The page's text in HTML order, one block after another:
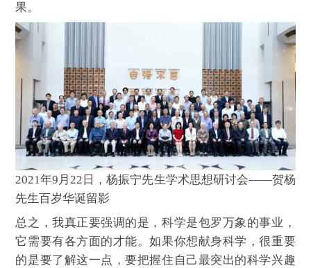
果。
2021年9月22日，杨振宁先生学术思想研讨会——贺杨
先生百岁华诞留影
总之，我真正要强调的是，科学是包罗万象的事业，
它需要有各方面的才能。如果你想献身科学，很重要
的是要了解这一点，要把握住自己最突出的科学兴趣